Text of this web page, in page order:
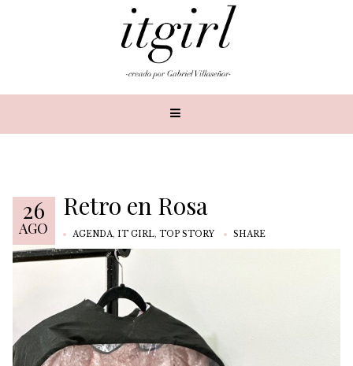
26
AGO
Retro en Rosa
AGENDA, IT GIRL, TOP STORY SHARE